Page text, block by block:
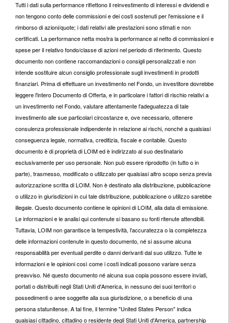
Tutti i dati sulla performance riflettono il reinvestimento di interessi e dividendi e
non tengono conto delle commissioni e dei costi sostenuti per l'emissione e il
rimborso di azioni/quote; i dati relativi alle prestazioni sono stimati e non
certificati. La performance netta mostra la performance al netto di commissioni e
spese per il relativo fondo/classe di azioni nel periodo di riferimento. Questo
documento non contiene raccomandazioni o consigli personalizzati e non
intende sostituire alcun consiglio professionale sugli investimenti in prodotti
finanziari. Prima di effettuare un investimento nel Fondo, un investitore dovrebbe
leggere l'intero Documento di Offerta, e in particolare i fattori di rischio relativi a
un investimento nel Fondo, valutare attentamente l'adeguatezza di tale
investimento alle sue particolari circostanze e, ove necessario, ottenere
consulenza professionale indipendente in relazione ai rischi, nonché a qualsiasi
conseguenza legale, normativa, creditizia, fiscale e contabile. Questo
documento è di proprietà di LOIM ed è indirizzato al suo destinatario
esclusivamente per uso personale. Non può essere riprodotto (in tutto o in
parte), trasmesso, modificato o utilizzato per qualsiasi altro scopo senza previa
autorizzazione scritta di LOIM. Non è destinato alla distribuzione, pubblicazione
o utilizzo in giurisdizioni in cui tale distribuzione, pubblicazione o utilizzo sarebbe
illegale. Questo documento contiene le opinioni di LOIM, alla data di emissione.
Le informazioni e le analisi qui contenute si basano su fonti ritenute attendibili.
Tuttavia, LOIM non garantisce la tempestività, l'accuratezza o la completezza
delle informazioni contenute in questo documento, né si assume alcuna
responsabilità per eventuali perdite o danni derivanti dal suo utilizzo. Tutte le
informazioni e le opinioni così come i costi indicati possono variare senza
preavviso. Né questo documento né alcuna sua copia possono essere inviati,
portati o distribuiti negli Stati Uniti d'America, in nessuno dei suoi territori o
possedimenti o aree soggette alla sua giurisdizione, o a beneficio di una
persona statunitense. A tal fine, il termine "United States Person" indica
qualsiasi cittadino, cittadino o residente degli Stati Uniti d'America, partnership